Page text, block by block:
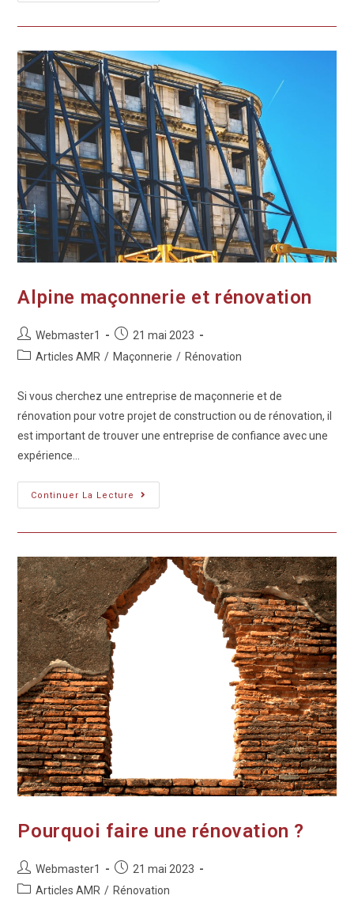
Alpine maçonnerie et rénovation
Webmaster1
21 mai 2023
Articles AMR / Maçonnerie / Rénovation
Si vous cherchez une entreprise de maçonnerie et de
rénovation pour votre projet de construction ou de rénovation, il
est important de trouver une entreprise de confiance avec une
expérience…
Continuer La Lecture
Pourquoi faire une rénovation ?
Webmaster1
21 mai 2023
Articles AMR / Rénovation